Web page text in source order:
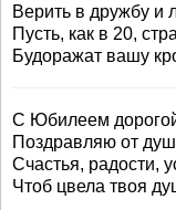
Верить в дружбу и
Пусть, как в 20,
Будоражат вашу
С Юбилеем
Поздравляю от
Счастья, радости,
Чтоб цвела твоя